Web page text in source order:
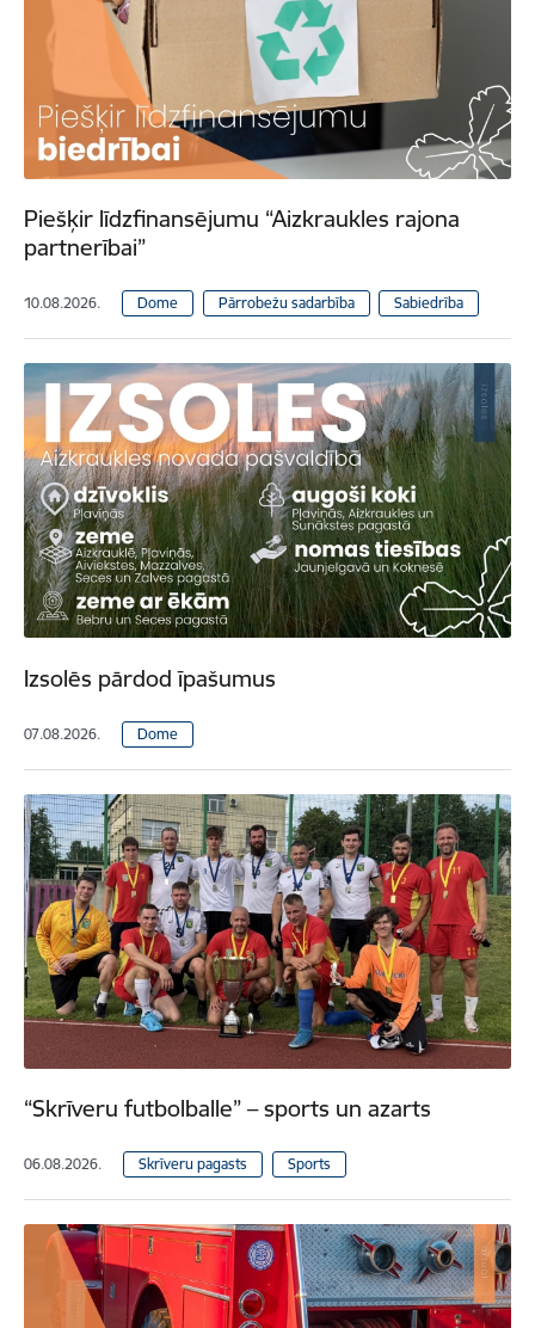
Piešķir līdzfinansējumu “Aizkraukles rajona
partnerībai”
10.08.2026. Dome Pārrobežu sadarbība Sabiedrība
Izsolēs pārdod īpašumus
07.08.2026. Dome
“Skrīveru futbolballe” – sports un azarts
06.08.2026. Skrīveru pagasts Sports